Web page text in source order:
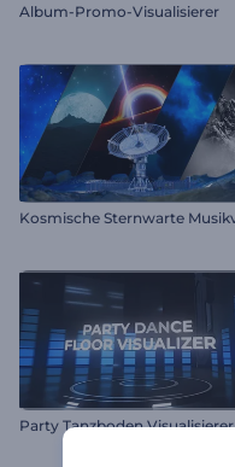
Album-Promo-Visualisierer
Party Tanzboden Visualisierer